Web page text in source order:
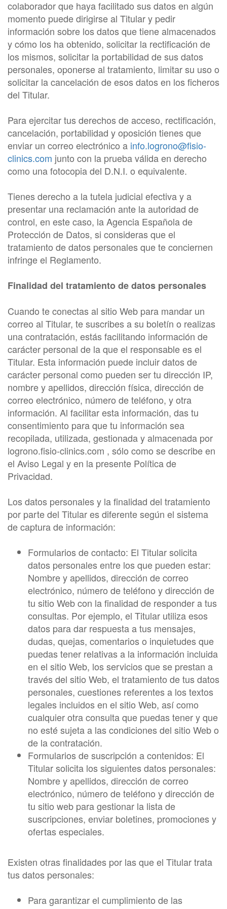
colaborador que haya facilitado sus datos en algún
momento puede dirigirse al Titular y pedir
información sobre los datos que tiene almacenados
y cómo los ha obtenido, solicitar la rectificación de
los mismos, solicitar la portabilidad de sus datos
personales, oponerse al tratamiento, limitar su uso o
solicitar la cancelación de esos datos en los ficheros
del Titular.
Para ejercitar tus derechos de acceso, rectificación,
cancelación, portabilidad y oposición tienes que
enviar un correo electrónico a info.logrono@fisio-
clinics.com junto con la prueba válida en derecho
como una fotocopia del D.N.I. o equivalente.
Tienes derecho a la tutela judicial efectiva y a
presentar una reclamación ante la autoridad de
control, en este caso, la Agencia Española de
Protección de Datos, si consideras que el
tratamiento de datos personales que te conciernen
infringe el Reglamento.
Finalidad del tratamiento de datos personales
Cuando te conectas al sitio Web para mandar un
correo al Titular, te suscribes a su boletín o realizas
una contratación, estás facilitando información de
carácter personal de la que el responsable es el
Titular. Esta información puede incluir datos de
carácter personal como pueden ser tu dirección IP,
nombre y apellidos, dirección física, dirección de
correo electrónico, número de teléfono, y otra
información. Al facilitar esta información, das tu
consentimiento para que tu información sea
recopilada, utilizada, gestionada y almacenada por
logrono.fisio-clinics.com , sólo como se describe en
el Aviso Legal y en la presente Política de
Privacidad.
Los datos personales y la finalidad del tratamiento
por parte del Titular es diferente según el sistema
de captura de información:
Formularios de contacto: El Titular solicita
datos personales entre los que pueden estar:
Nombre y apellidos, dirección de correo
electrónico, número de teléfono y dirección de
tu sitio Web con la finalidad de responder a tus
consultas. Por ejemplo, el Titular utiliza esos
datos para dar respuesta a tus mensajes,
dudas, quejas, comentarios o inquietudes que
puedas tener relativas a la información incluida
en el sitio Web, los servicios que se prestan a
través del sitio Web, el tratamiento de tus datos
personales, cuestiones referentes a los textos
legales incluidos en el sitio Web, así como
cualquier otra consulta que puedas tener y que
no esté sujeta a las condiciones del sitio Web o
de la contratación.
Formularios de suscripción a contenidos: El
Titular solicita los siguientes datos personales:
Nombre y apellidos, dirección de correo
electrónico, número de teléfono y dirección de
tu sitio web para gestionar la lista de
suscripciones, enviar boletines, promociones y
ofertas especiales.
Existen otras finalidades por las que el Titular trata
tus datos personales:
Para garantizar el cumplimiento de las